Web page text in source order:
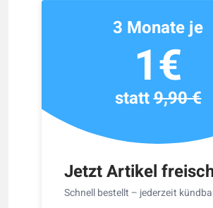
Jetzt Artikel
Schnell bestellt – jederzeit
3 Monate je
1€
statt9,90 €